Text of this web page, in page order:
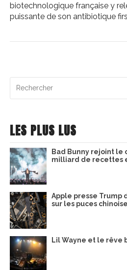
biotechnologique française y
puissante de son antibiotique
pour
LES PLUS LUS
Bad Bunny rejoint le
milliard de recettes
Apple presse Trump
sur les puces
Lil Wayne et le rêve